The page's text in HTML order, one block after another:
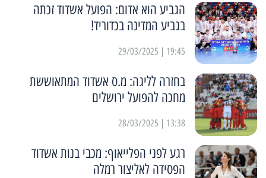
הגביע הוא אדום: הפועל אשדוד זכתה
בגביע המדינה בכדוריד!
19:45 | 29/03/2025
בחזרה לליגה: מ.ס אשדוד המתאוששת
מחכה להפועל ירושלים
13:38 | 28/03/2025
רגע לפני הפלייאוף: מכבי בנות אשדוד
הפסידה לאליצור רמלה